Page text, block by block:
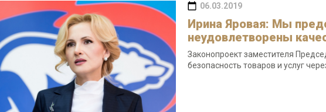
06.03.2019
Ирина Яровая: Мы
неудовлетворены
Законопроект заместителя
безопасность товаров и услуг